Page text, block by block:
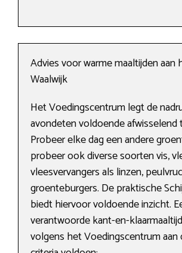
Advies voor warme maaltijden aan
Waalwijk
Het Voedingscentrum legt de
avondeten voldoende afwisselend
Probeer elke dag een andere
probeer ook diverse soorten vis,
vleesvervangers als linzen,
groenteburgers. De praktische
biedt hiervoor voldoende inzicht.
verantwoorde kant-en-
volgens het Voedingscentrum aan